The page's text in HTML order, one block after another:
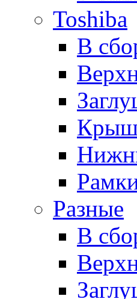
Toshiba
В
Разные
В